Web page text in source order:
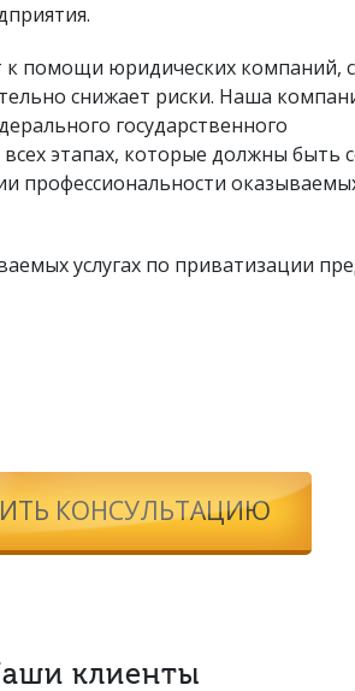
помощи юридических компаний,
снижает риски. Наша
государственного
этапах, которые должны
услугах по приватизации
КОНСУЛЬТАЦИЮ
клиенты